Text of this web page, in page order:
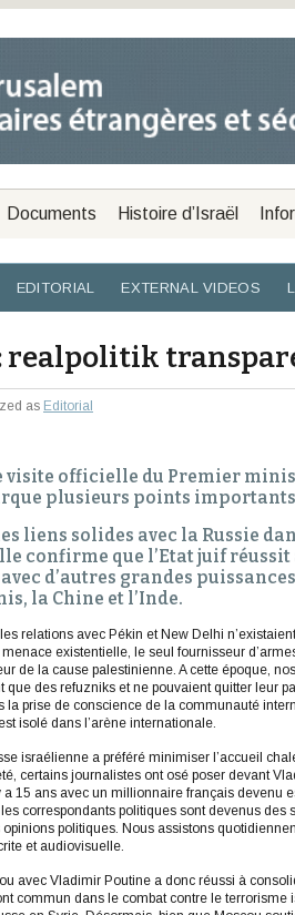
Documents Histoire d’Israël
EDITORIAL EXTERNAL VIDEOS
realpolitik
as Editorial
visite officielle du Premier
plusieurs points
liens solides avec la Russie
confirme que l’Etat juif
d’autres grandes
la Chine et l’Inde.
relations avec Pékin et New Delhi
existentielle, le seul fournisseur
de la cause palestinienne. A cette époque,
des refuzniks et ne pouvaient quitter leur
prise de conscience de la communauté
isolé dans l’arène internationale.
israélienne a préféré minimiser l’accueil
certains journalistes ont osé poser devant
15 ans avec un millionnaire français devenu
correspondants politiques sont devenus
politiques. Nous assistons
et audiovisuelle.
avec Vladimir Poutine a donc réussi à
commun dans le combat contre le